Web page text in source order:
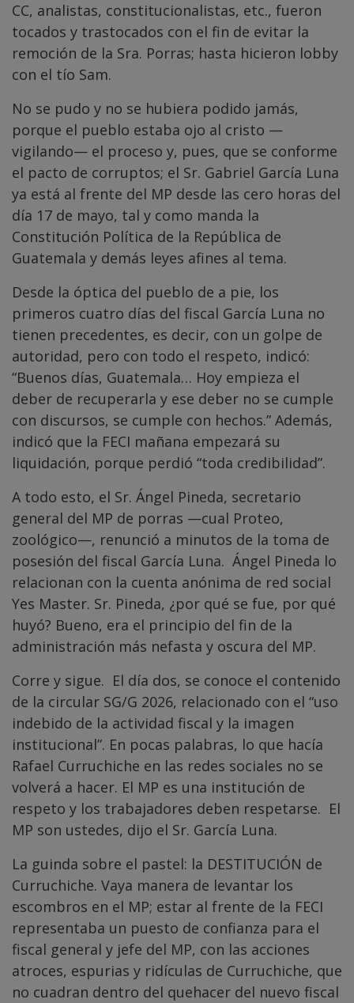
CC, analistas, constitucionalistas, etc., fueron
tocados y trastocados con el fin de evitar la
remoción de la Sra. Porras; hasta hicieron lobby
con el tío Sam.
No se pudo y no se hubiera podido jamás,
porque el pueblo estaba ojo al cristo —
vigilando— el proceso y, pues, que se conforme
el pacto de corruptos; el Sr. Gabriel García Luna
ya está al frente del MP desde las cero horas del
día 17 de mayo, tal y como manda la
Constitución Política de la República de
Guatemala y demás leyes afines al tema.
Desde la óptica del pueblo de a pie, los
primeros cuatro días del fiscal García Luna no
tienen precedentes, es decir, con un golpe de
autoridad, pero con todo el respeto, indicó:
“Buenos días, Guatemala… Hoy empieza el
deber de recuperarla y ese deber no se cumple
con discursos, se cumple con hechos.” Además,
indicó que la FECI mañana empezará su
liquidación, porque perdió “toda credibilidad”.
A todo esto, el Sr. Ángel Pineda, secretario
general del MP de porras —cual Proteo,
zoológico—, renunció a minutos de la toma de
posesión del fiscal García Luna. Ángel Pineda lo
relacionan con la cuenta anónima de red social
Yes Master. Sr. Pineda, ¿por qué se fue, por qué
huyó? Bueno, era el principio del fin de la
administración más nefasta y oscura del MP.
Corre y sigue. El día dos, se conoce el contenido
de la circular SG/G 2026, relacionado con el “uso
indebido de la actividad fiscal y la imagen
institucional”. En pocas palabras, lo que hacía
Rafael Curruchiche en las redes sociales no se
volverá a hacer. El MP es una institución de
respeto y los trabajadores deben respetarse. El
MP son ustedes, dijo el Sr. García Luna.
La guinda sobre el pastel: la DESTITUCIÓN de
Curruchiche. Vaya manera de levantar los
escombros en el MP; estar al frente de la FECI
representaba un puesto de confianza para el
fiscal general y jefe del MP, con las acciones
atroces, espurias y ridículas de Curruchiche, que
no cuadran dentro del quehacer del nuevo fiscal